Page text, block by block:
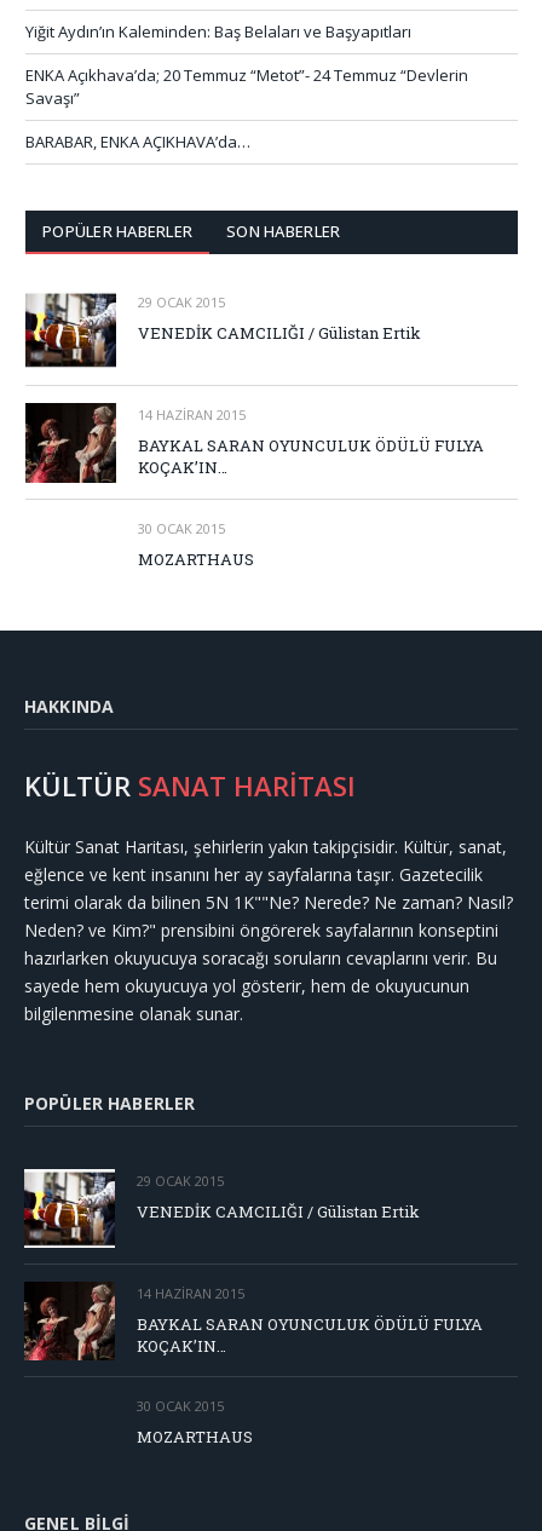
Yiğit Aydın’ın Kaleminden: Baş Belaları ve Başyapıtları
ENKA Açıkhava’da; 20 Temmuz “Metot”- 24 Temmuz “Devlerin
Savaşı”
BARABAR, ENKA AÇIKHAVA’da…
POPÜLER HABERLER SON HABERLER
29 OCAK 2015
VENEDİK CAMCILIĞI / Gülistan Ertik
14 HAZIRAN 2015
BAYKAL SARAN OYUNCULUK ÖDÜLÜ FULYA
KOÇAK’IN…
30 OCAK 2015
MOZARTHAUS
HAKKINDA
KÜLTÜR SANAT HARİTASI
Kültür Sanat Haritası, şehirlerin yakın takipçisidir. Kültür, sanat,
eğlence ve kent insanını her ay sayfalarına taşır. Gazetecilik
terimi olarak da bilinen 5N 1K""Ne? Nerede? Ne zaman? Nasıl?
Neden? ve Kim?" prensibini öngörerek sayfalarının konseptini
hazırlarken okuyucuya soracağı soruların cevaplarını verir. Bu
sayede hem okuyucuya yol gösterir, hem de okuyucunun
bilgilenmesine olanak sunar.
POPÜLER HABERLER
29 OCAK 2015
VENEDİK CAMCILIĞI / Gülistan Ertik
14 HAZIRAN 2015
BAYKAL SARAN OYUNCULUK ÖDÜLÜ FULYA
KOÇAK’IN…
30 OCAK 2015
MOZARTHAUS
GENEL BILGI